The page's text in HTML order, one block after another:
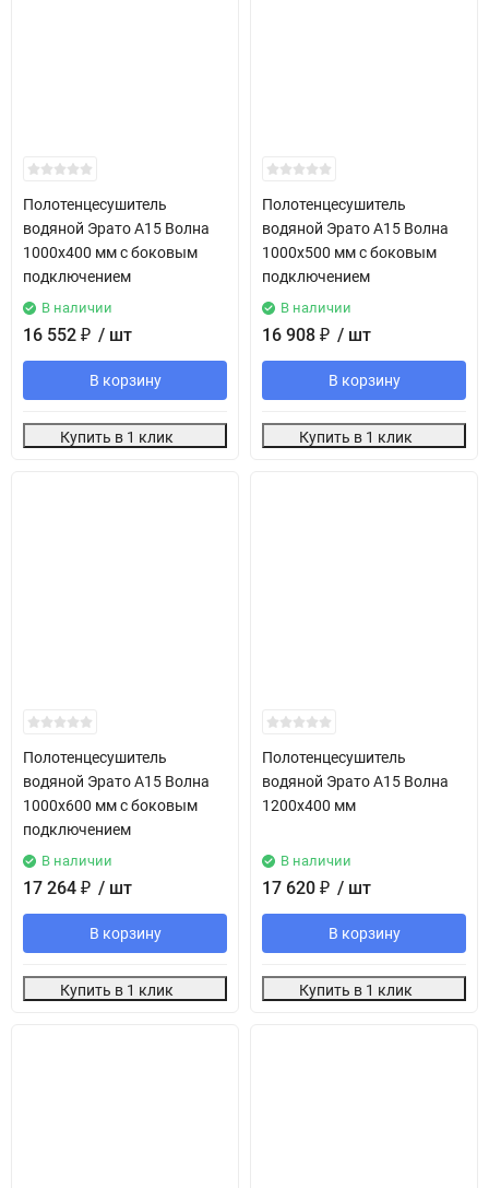
Полотенцесушитель
водяной Эрато А15 Волна
1000х400 мм с боковым
подключением
В наличии
16 552 ₽ / шт
В корзину
Купить в 1 клик
Полотенцесушитель
водяной Эрато А15 Волна
1000х500 мм с боковым
подключением
В наличии
16 908 ₽ / шт
В корзину
Купить в 1 клик
Полотенцесушитель
водяной Эрато А15 Волна
1000х600 мм с боковым
подключением
В наличии
17 264 ₽ / шт
В корзину
Купить в 1 клик
Полотенцесушитель
водяной Эрато А15 Волна
1200х400 мм
В наличии
17 620 ₽ / шт
В корзину
Купить в 1 клик